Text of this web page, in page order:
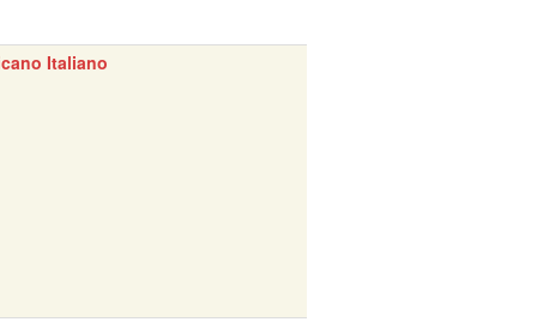
Italiano